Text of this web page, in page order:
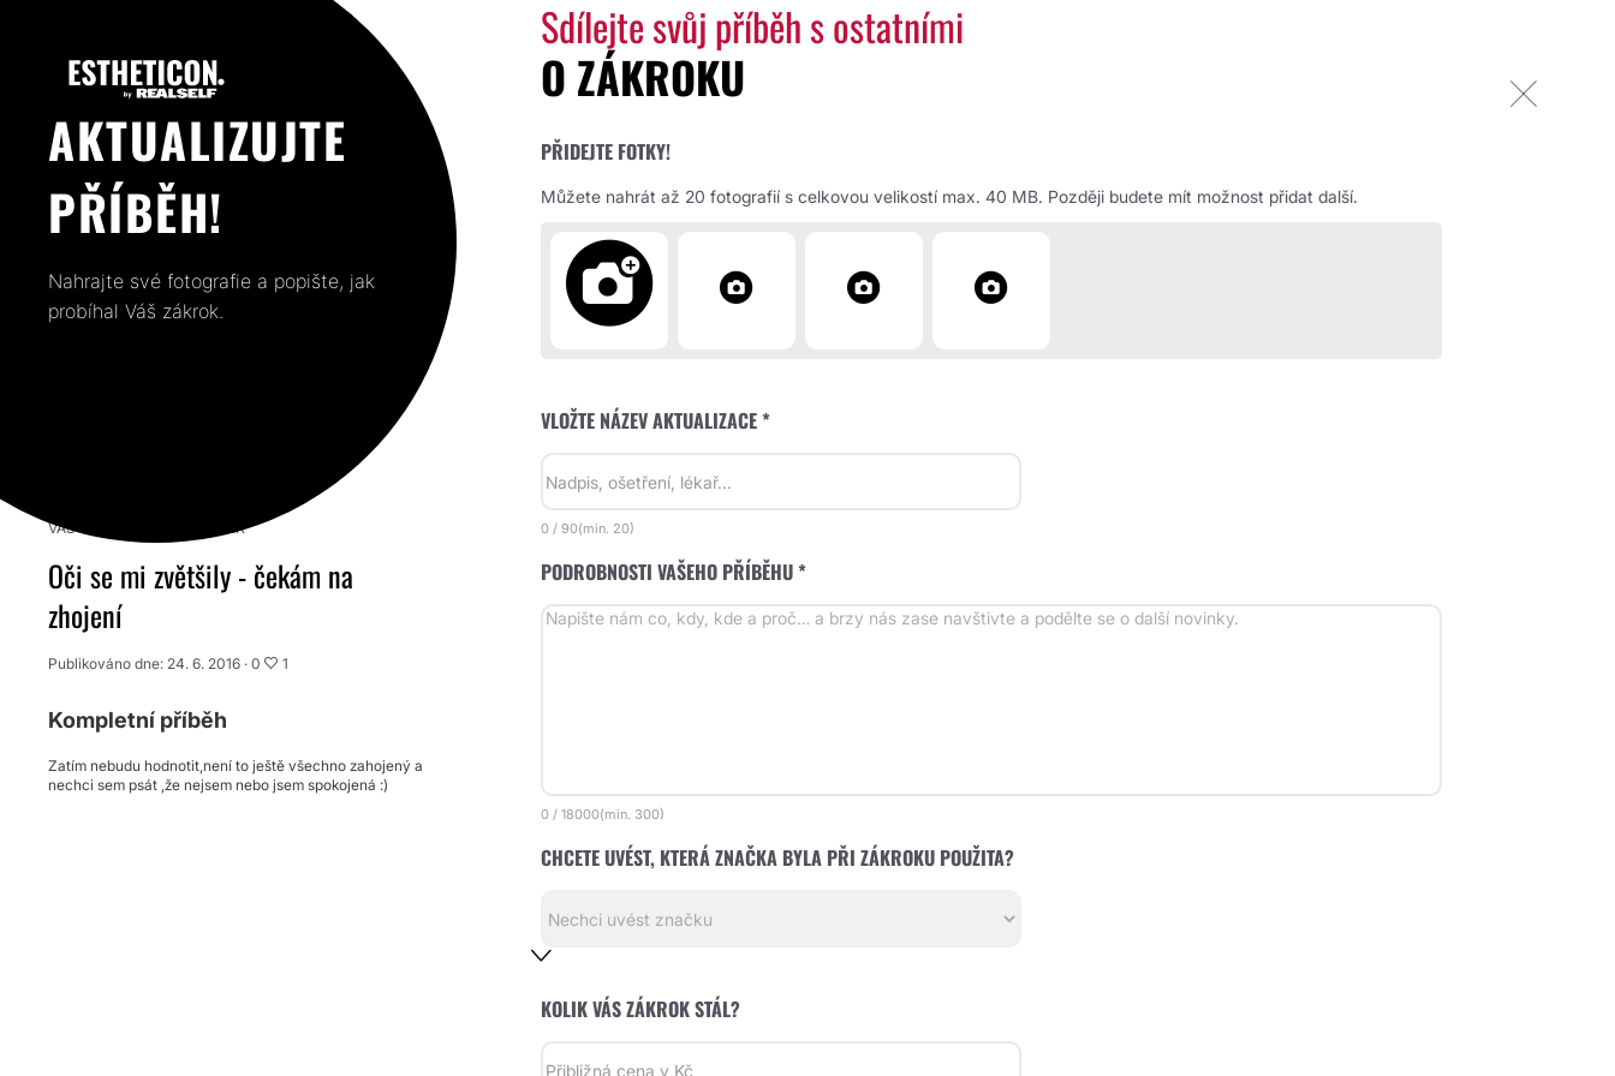
AKTUALIZUJTE
PŘÍBĚH!
Nahrajte své fotografie a popište, jak
probíhal Váš zákrok.
VÁŠ PŘEDCHOZÍ PŘÍSPĚVEK
Oči se mi zvětšily - čekám na
zhojení
Publikováno dne: 24. 6. 2016 · 0 1
Kompletní příběh
Zatím nebudu hodnotit,není to ještě všechno zahojený a
nechci sem psát ,že nejsem nebo jsem spokojená :)
Sdílejte svůj příběh s ostatními
O ZÁKROKU
PŘIDEJTE FOTKY!
Můžete nahrát až 20 fotografií s celkovou velikostí max. 40 MB. Později budete mít možnost přidat další.
VLOŽTE NÁZEV AKTUALIZACE *
0 / 90(min. 20)
PODROBNOSTI VAŠEHO PŘÍBĚHU *
0 / 18000(min. 300)
CHCETE UVÉST, KTERÁ ZNAČKA BYLA PŘI ZÁKROKU POUŽITA?
KOLIK VÁS ZÁKROK STÁL?